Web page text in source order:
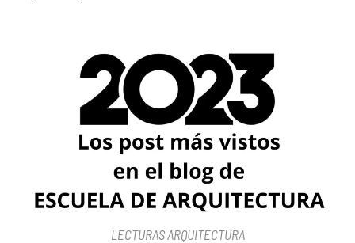
LECTURAS ARQUITECTURA